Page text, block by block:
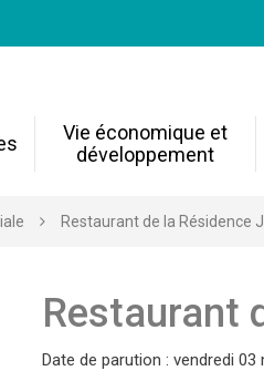
Vie économique et
développement
Restaurant de la Résidence
Restaurant
Date de parution : vendredi 03